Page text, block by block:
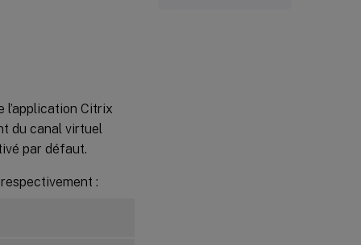
l’application Citrix
du canal virtuel
par défaut.
: